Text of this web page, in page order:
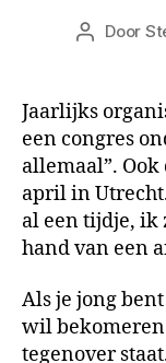
Door
Jaarlijks
een congres
allemaal”.
april in
al een tijdje, ik
hand van een
Als je jong
wil
tegenover